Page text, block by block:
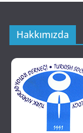
Hakkımızda